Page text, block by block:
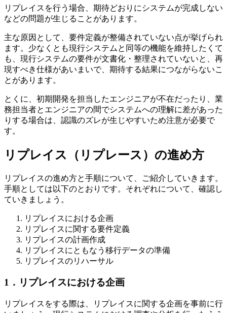
リプレイスを行う場合、期待どおりにシステムが完成しない
などの問題が生じることがあります。
主な原因として、要件定義が整備されていない点が挙げられ
ます。少なくとも現行システムと同等の機能を維持したくて
も、現行システムの要件が文書化・整理されていないと、再
現すべき仕様があいまいで、期待する結果につながらないこ
とがあります。
とくに、初期開発を担当したエンジニアが不在だったり、業
務担当者とエンジニアの間でシステムへの理解に差があった
りする場合は、認識のズレが生じやすいため注意が必要で
す。
リプレイス（リプレース）の進め方
リプレイスの進め方と手順について、ご紹介していきます。
手順としては以下のとおりです。それぞれについて、確認し
ていきましょう。
リプレイスにおける企画
リプレイスに関する要件定義
リプレイスの計画作成
リプレイスにともなう移行データの準備
リプレイスのリハーサル
1．リプレイスにおける企画
リプレイスをする際は、リプレイスに関する企画を事前に行